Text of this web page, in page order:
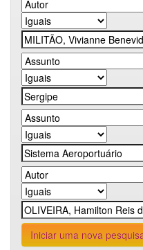
Iniciar uma nova